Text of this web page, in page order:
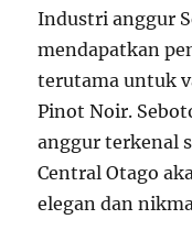
Industri anggur
mendapatkan
terutama untuk
Pinot Noir.
anggur terkenal
Central Otago
elegan dan